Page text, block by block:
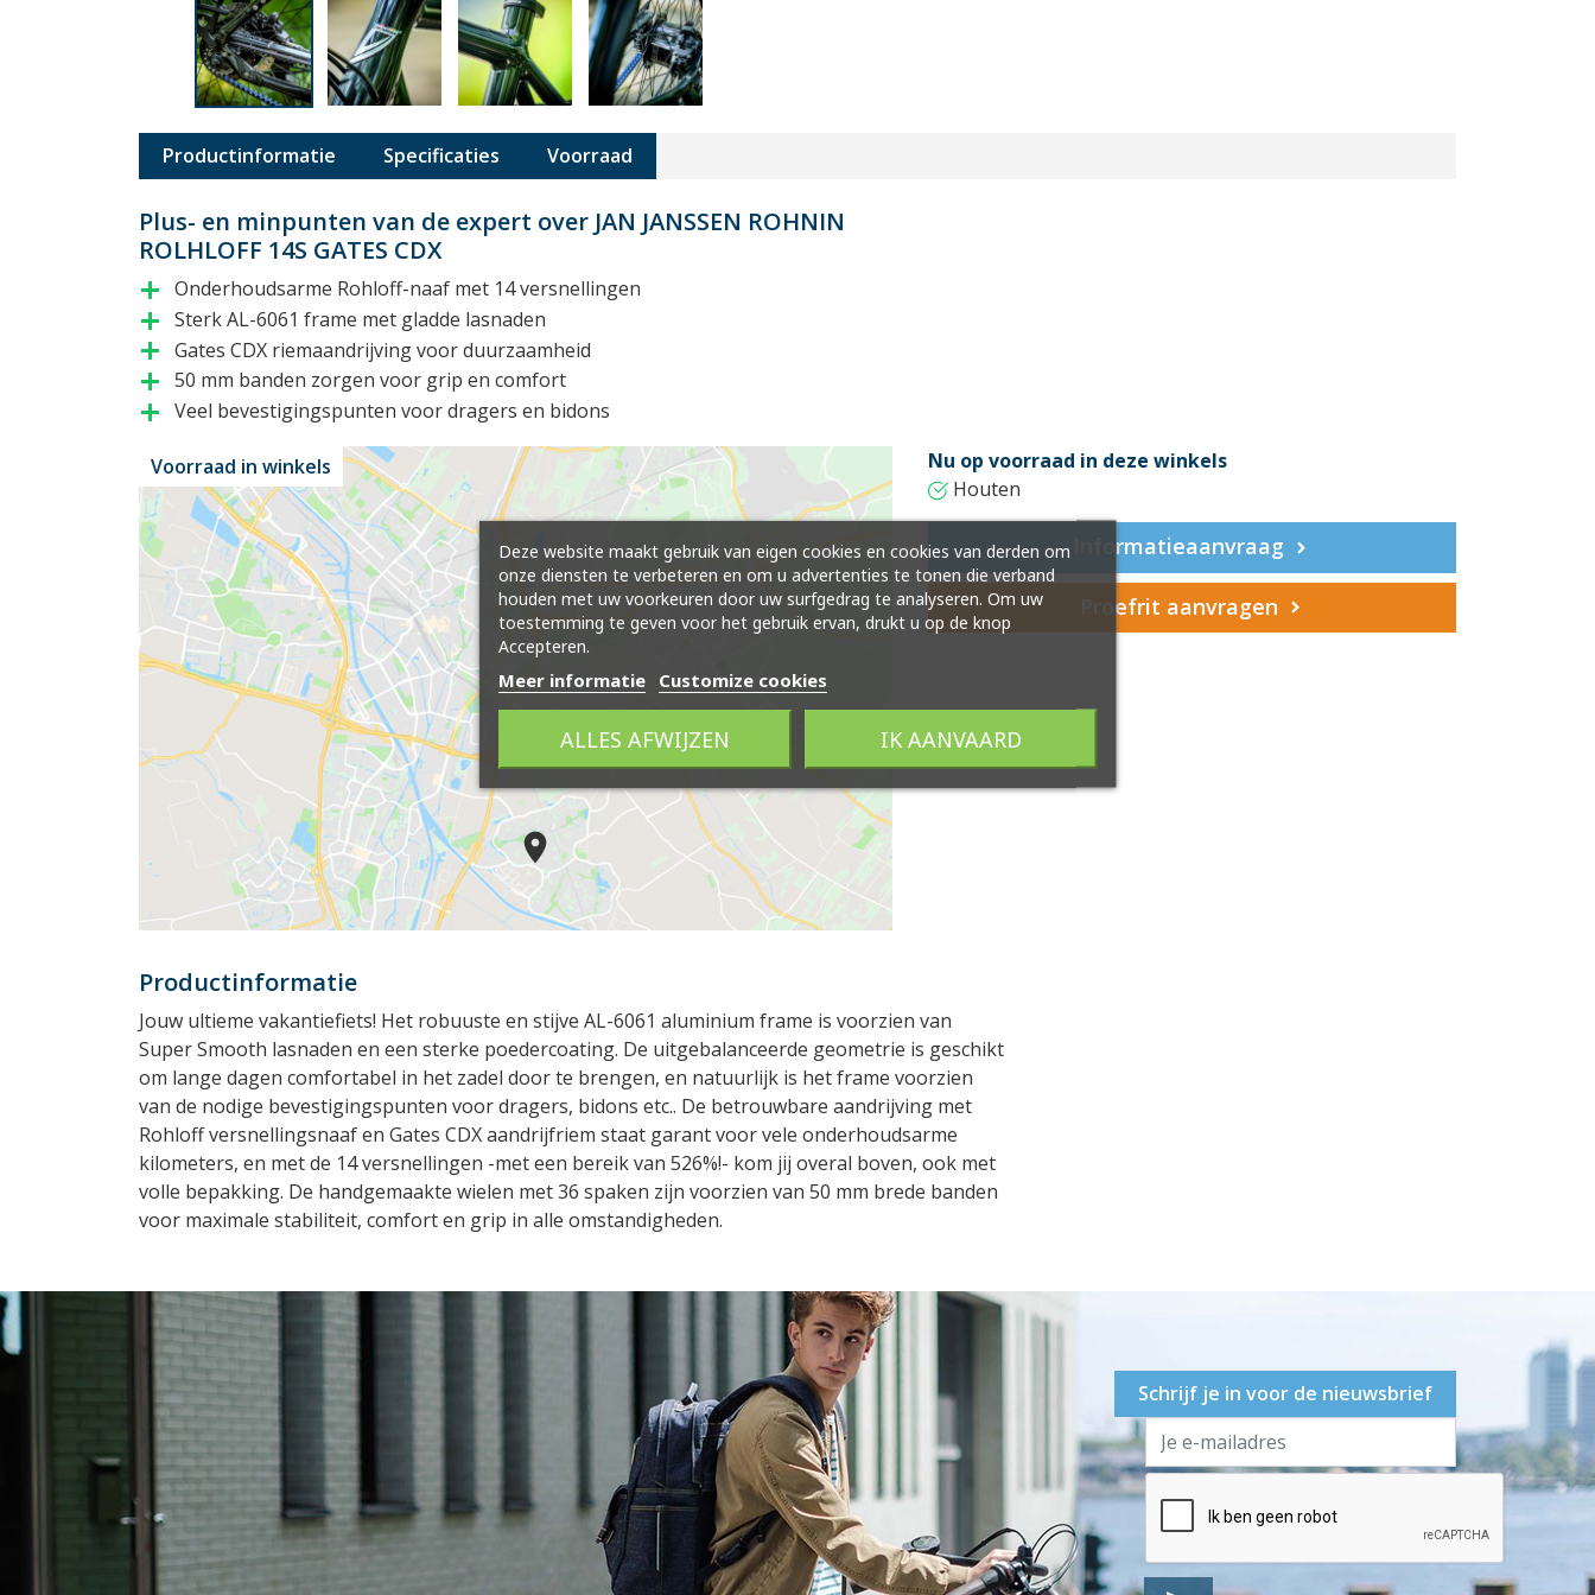
Productinformatie Specificaties Voorraad
Plus- en minpunten van de expert over JAN JANSSEN ROHNIN
ROLHLOFF 14S GATES CDX
add Onderhoudsarme Rohloff-naaf met 14 versnellingen
add Sterk AL-6061 frame met gladde lasnaden
add Gates CDX riemaandrijving voor duurzaamheid
add 50 mm banden zorgen voor grip en comfort
add Veel bevestigingspunten voor dragers en bidons
Voorraad in winkels
Nu op voorraad in deze winkels
Houten
Informatieaanvraag
Proefrit aanvragen
Productinformatie
Jouw ultieme vakantiefiets! Het robuuste en stijve AL-6061 aluminium frame is voorzien van
Super Smooth lasnaden en een sterke poedercoating. De uitgebalanceerde geometrie is geschikt
om lange dagen comfortabel in het zadel door te brengen, en natuurlijk is het frame voorzien
van de nodige bevestigingspunten voor dragers, bidons etc.. De betrouwbare aandrijving met
Rohloff versnellingsnaaf en Gates CDX aandrijfriem staat garant voor vele onderhoudsarme
kilometers, en met de 14 versnellingen -met een bereik van 526%!- kom jij overal boven, ook met
volle bepakking. De handgemaakte wielen met 36 spaken zijn voorzien van 50 mm brede banden
voor maximale stabiliteit, comfort en grip in alle omstandigheden.
Schrijf je in voor de nieuwsbrief
Deze website maakt gebruik van eigen cookies en cookies van derden om
onze diensten te verbeteren en om u advertenties te tonen die verband
houden met uw voorkeuren door uw surfgedrag te analyseren. Om uw
toestemming te geven voor het gebruik ervan, drukt u op de knop
Accepteren.
Meer informatie Customize cookies
ALLES AFWIJZEN IK AANVAARD